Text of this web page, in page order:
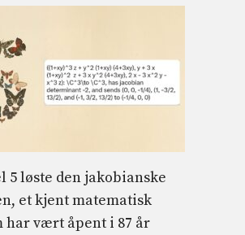
5 løste den jakobianske
et kjent matematisk
har vært åpent i 87 år